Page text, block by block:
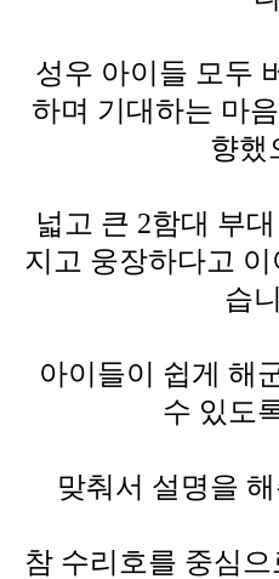
성우 아이들 모두
하며 기대하는 마
향했
넓고 큰 2함대 부
지고 웅장하다고
습
아이들이 쉽게 해
수 있도
맞춰서 설명을
참 수리호를 중심으